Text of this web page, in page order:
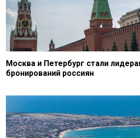
Москва и Петербург стали
бронирований россиян